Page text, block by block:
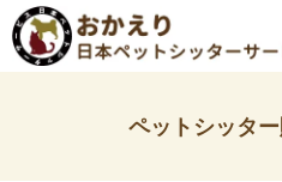
ペットシッタ